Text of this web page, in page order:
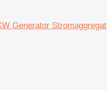
Generator Stromaggregat